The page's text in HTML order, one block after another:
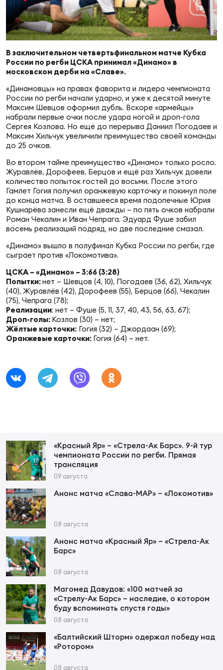
Регионы
Сборные
Антидопинг
Магазин
Контакты
В заключительном четвертьфинальном матче Кубка
России по регби ЦСКА принимал «Динамо» в
московском дерби на «Славе».
«Динамовцы» на правах фаворита и лидера чемпионата
России по регби начали ударно, и уже к десятой минуте
Максим Шевцов оформил дубль. Вскоре «армейцы»
набрали первые очки после удара ногой и дроп-гола
Сергея Козлова. Но ещё до перерыва Даниил Погодаев и
Максим Хильчук увеличили преимущество своей команды
до 25 очков.
Во втором тайме преимущество «Динамо» только росло.
Журавлёв, Дорофеев, Берцов и ещё раз Хильчук довели
количество попыток гостей до восьми. После этого
Гамлет Гогия получил оранжевую карточку и покинул поле
до конца матча. В оставшееся время подопечные Юрия
Кушнарёва занесли ещё дважды – по пять очков набрали
Роман Чекалин и Иван Чепрага. Эдуард Фуше забил
восемь реализаций подряд, но две последние смазал.
«Динамо» вышло в полуфинал Кубка России по регби, где
сыграет против «Локомотива».
ЦСКА – «Динамо» – 3:66 (3:28)
Попытки:нет – Шевцов (4, 10), Погодаев (36, 62), Хильчук
(40), Журавлёв (42), Дорофеев (55), Берцов (66), Чекалин
(75), Чепрага (78);
Реализации: нет – Фуше (5, 11, 37, 40, 43, 56, 63, 67);
Дроп-голы: Козлов (30) – нет;
Жёлтые карточки: Гогия (32) – Джордаан (69);
Оранжевые карточки: Гогия (64) – нет.
«Красный Яр» – «Стрела-Ак Барс». 9-й тур
чемпионата России по регби. Прямая
трансляция
09 августа
Анонс матча «Слава-МАР» – «Локомотив»
08 августа
Анонс матча «Красный Яр» – «Стрела-Ак
Барс»
08 августа
Магомед Давудов: «100 матчей за
«Стрелу-Ак Барс» – наследие, о котором
буду вспоминать спустя годы»
08 августа
«Балтийский Шторм» одержал победу над
«Ротором»
08 августа
ОТПРАВИТЬ